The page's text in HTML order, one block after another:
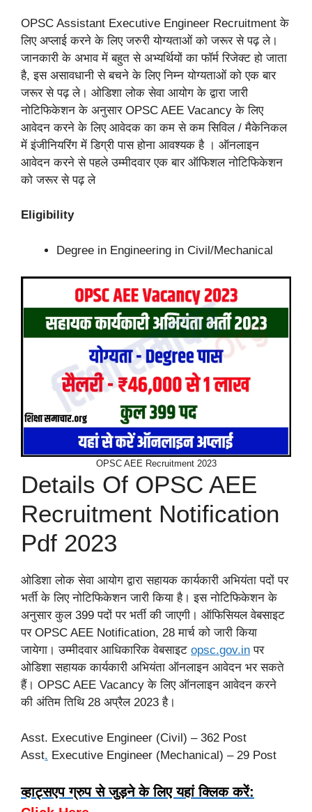
OPSC Assistant Executive Engineer Recruitment के
लिए अप्लाई करने के लिए जरुरी योग्यताओं को जरूर से पढ़ ले।
जानकारी के अभाव में बहुत से अभ्यर्थियों का फॉर्म रिजेक्ट हो जाता
है, इस असावधानी से बचने के लिए निम्न योग्यताओं को एक बार
जरूर से पढ़ ले। ओडिशा लोक सेवा आयोग के द्वारा जारी
नोटिफिकेशन के अनुसार OPSC AEE Vacancy के लिए
आवेदन करने के लिए आवेदक का कम से कम सिविल / मैकेनिकल
में इंजीनियरिंग में डिग्री पास होना आवश्यक है । ऑनलाइन
आवेदन करने से पहले उम्मीदवार एक बार ऑफिशल नोटिफिकेशन
को जरूर से पढ़ ले
Eligibility
Degree in Engineering in Civil/Mechanical
OPSC AEE Recruitment 2023
Details Of OPSC AEE
Recruitment Notification
Pdf 2023
ओडिशा लोक सेवा आयोग द्वारा सहायक कार्यकारी अभियंता पदों पर
भर्ती के लिए नोटिफिकेशन जारी किया है। इस नोटिफिकेशन के
अनुसार कुल 399 पदों पर भर्ती की जाएगी। ऑफिसियल वेबसाइट
पर OPSC AEE Notification, 28 मार्च को जारी किया
जायेगा। उम्मीदवार आधिकारिक वेबसाइट opsc.gov.in पर
ओडिशा सहायक कार्यकारी अभियंता ऑनलाइन आवेदन भर सकते
हैं। OPSC AEE Vacancy के लिए ऑनलाइन आवेदन करने
की अंतिम तिथि 28 अप्रैल 2023 है।
Asst. Executive Engineer (Civil) – 362 Post
Asst. Executive Engineer (Mechanical) – 29 Post
व्हाट्सएप ग्रुप से जुड़ने के लिए यहां क्लिक करें: